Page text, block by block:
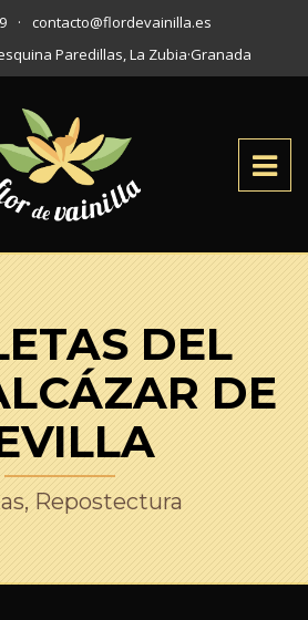
·
contacto@flordevainilla.es
Paredillas, La Zubia·Granada
DEL
DE
Repostectura